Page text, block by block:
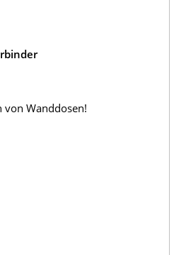
von Wanddosen!